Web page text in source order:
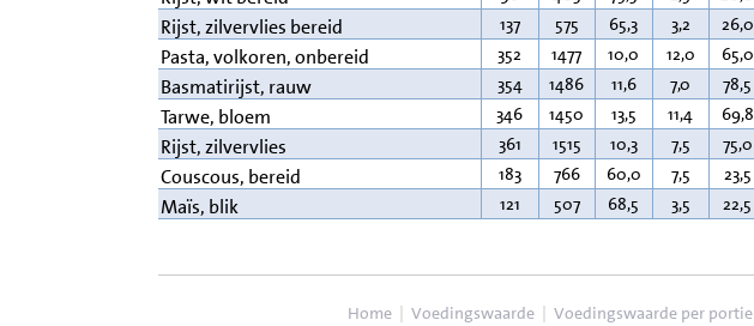
Rijst, zilvervlies bereid 137 575 65,3 3,2 26,0
Pasta, volkoren, onbereid 352 1477 10,0 12,0 65,0
Basmatirijst, rauw 354 1486 11,6 7,0 78,5
Tarwe, bloem 346 1450 13,5 11,4 69,8
Rijst, zilvervlies 361 1515 10,3 7,5 75,0
Couscous, bereid 183 766 60,0 7,5 23,5
Maïs, blik 121 507 68,5 3,5 22,5
Home | Voedingswaarde | Voedingswaarde per portie